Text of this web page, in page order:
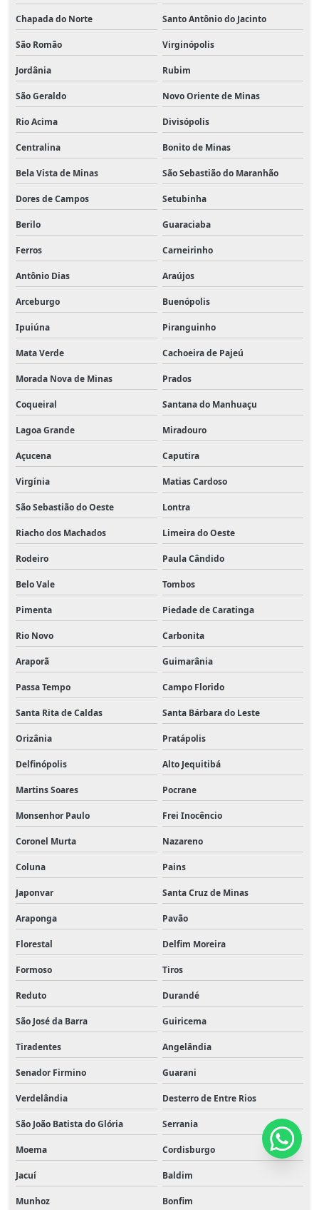
Chapada do Norte Santo Antônio do Jacinto
São Romão Virginópolis
Jordânia Rubim
São Geraldo Novo Oriente de Minas
Rio Acima Divisópolis
Centralina Bonito de Minas
Bela Vista de Minas São Sebastião do Maranhão
Dores de Campos Setubinha
Berilo Guaraciaba
Ferros Carneirinho
Antônio Dias Araújos
Arceburgo Buenópolis
Ipuiúna Piranguinho
Mata Verde Cachoeira de Pajeú
Morada Nova de Minas Prados
Coqueiral Santana do Manhuaçu
Lagoa Grande Miradouro
Açucena Caputira
Virgínia Matias Cardoso
São Sebastião do Oeste Lontra
Riacho dos Machados Limeira do Oeste
Rodeiro Paula Cândido
Belo Vale Tombos
Pimenta Piedade de Caratinga
Rio Novo Carbonita
Araporã Guimarânia
Passa Tempo Campo Florido
Santa Rita de Caldas Santa Bárbara do Leste
Orizânia Pratápolis
Delfinópolis Alto Jequitibá
Martins Soares Pocrane
Monsenhor Paulo Frei Inocêncio
Coronel Murta Nazareno
Coluna Pains
Japonvar Santa Cruz de Minas
Araponga Pavão
Florestal Delfim Moreira
Formoso Tiros
Reduto Durandé
São José da Barra Guiricema
Tiradentes Angelândia
Senador Firmino Guarani
Verdelândia Desterro de Entre Rios
São João Batista do Glória Serrania
Moema Cordisburgo
Jacuí Baldim
Munhoz Bonfim